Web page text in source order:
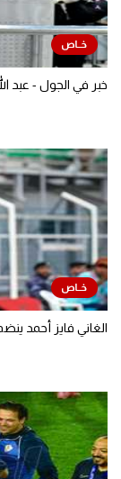
خبر في الجول - عبد
الغاني فايز أحمد